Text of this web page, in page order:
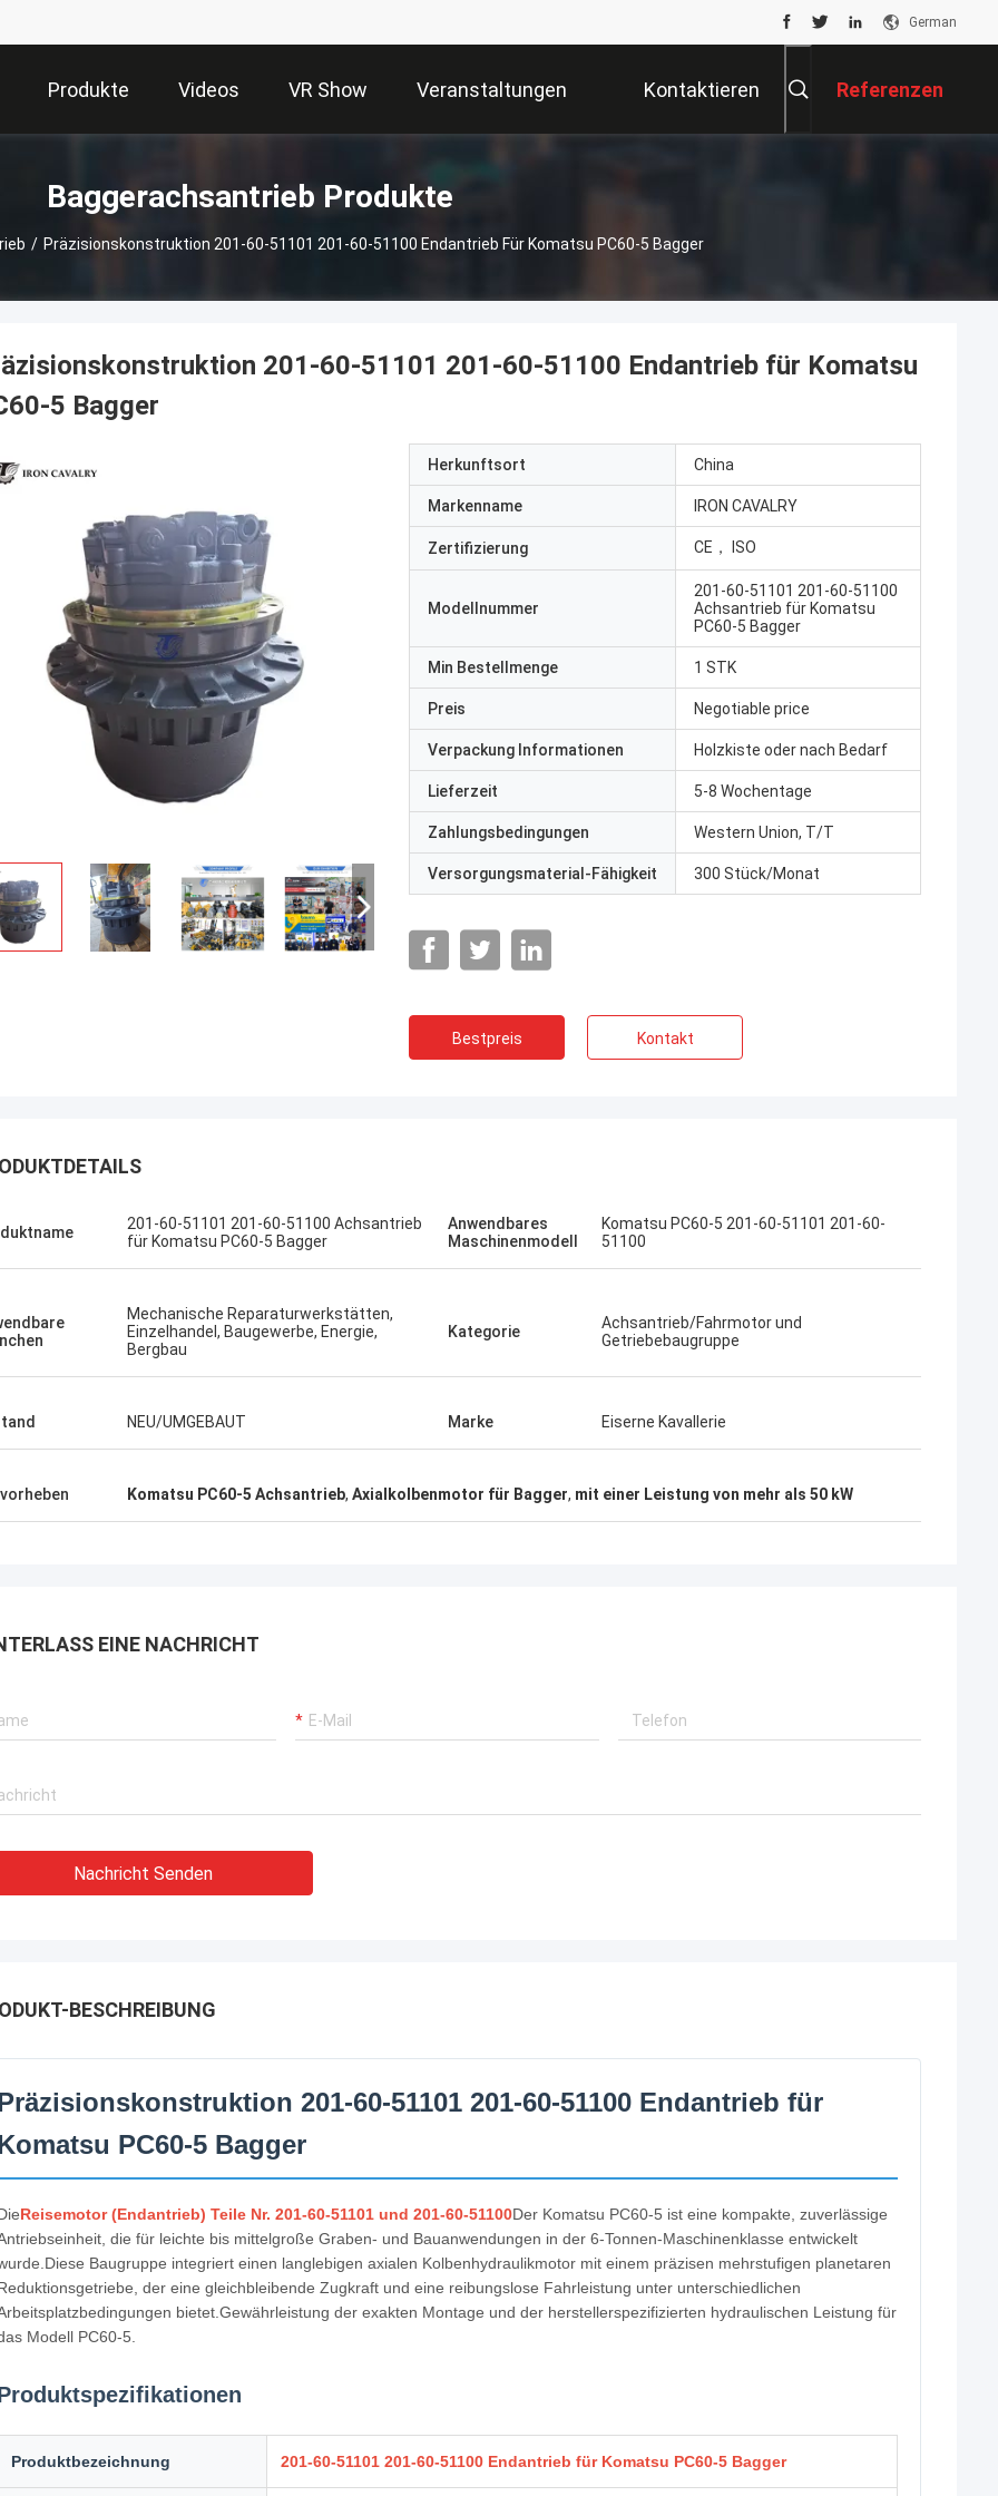
German
Produkte Videos VR Show Veranstaltungen Kontaktieren Referenzen
Baggerachsantrieb Produkte
/ Präzisionskonstruktion 201-60-51101 201-60-51100 Endantrieb Für Komatsu PC60-5 Bagger
Sanёк Нижегородский
Service, schnell und schnell.
Erdenetumur Kampana
ein angenehmes Einkaufen
Ich mag diese Firma. Sie sind professionell
und freundliche Beratung, schnelle
wieder bestellen, wenn ich es brauche.
201-60-51101 201-60-51100 Endantrieb für Komatsu
5 Bagger
Herkunftsort China
Markenname IRON CAVALRY
Zertifizierung CE， ISO
Modellnummer
201-60-51101 201-60-51100
Achsantrieb für Komatsu
PC60-5 Bagger
Min Bestellmenge 1 STK
Preis Negotiable price
Verpackung Informationen Holzkiste oder nach Bedarf
Lieferzeit 5-8 Wochentage
Zahlungsbedingungen Western Union, T/T
Versorgungsmaterial-Fähigkeit 300 Stück/Monat
Bestpreis Kontakt
201-60-51101 201-60-51100 Achsantrieb
für Komatsu PC60-5 Bagger
Anwendbares
Maschinenmodell
Komatsu PC60-5 201-60-51101 201-60-
51100
Mechanische Reparaturwerkstätten,
Einzelhandel, Baugewerbe, Energie,
Bergbau
Kategorie
Achsantrieb/Fahrmotor und
Getriebebaugruppe
NEU/UMGEBAUT Marke Eiserne Kavallerie
Komatsu PC60-5 Achsantrieb, Axialkolbenmotor für Bagger, mit einer Leistung von mehr als 50 kW
EINE NACHRICHT
Nachricht Senden
BESCHREIBUNG
201-60-51101 201-60-51100 Endantrieb für
PC60-5 Bagger
Reisemotor (Endantrieb) Teile Nr. 201-60-51101 und 201-60-51100Der Komatsu PC60-5 ist eine kompakte, zuverlässige
die für leichte bis mittelgroße Graben- und Bauanwendungen in der 6-Tonnen-Maschinenklasse entwickelt
Baugruppe integriert einen langlebigen axialen Kolbenhydraulikmotor mit einem präzisen mehrstufigen planetaren
der eine gleichbleibende Zugkraft und eine reibungslose Fahrleistung unter unterschiedlichen
bietet.Gewährleistung der exakten Montage und der herstellerspezifizierten hydraulischen Leistung für
Modell PC60-5.
Produktbezeichnung 201-60-51101 201-60-51100 Endantrieb für Komatsu PC60-5 Bagger